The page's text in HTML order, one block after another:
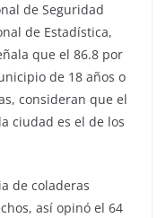
de Seguridad
de Estadística,
que el 86.8 por
de 18 años o
consideran que el
ciudad es el de los
de coladeras
así opinó el 64